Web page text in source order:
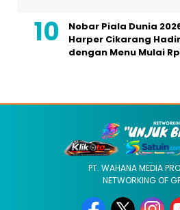
Nobar Piala Dunia
Harper Cikarang
dengan Menu Mulai
PT. WAHANA MEDIA
NETWORKING OF